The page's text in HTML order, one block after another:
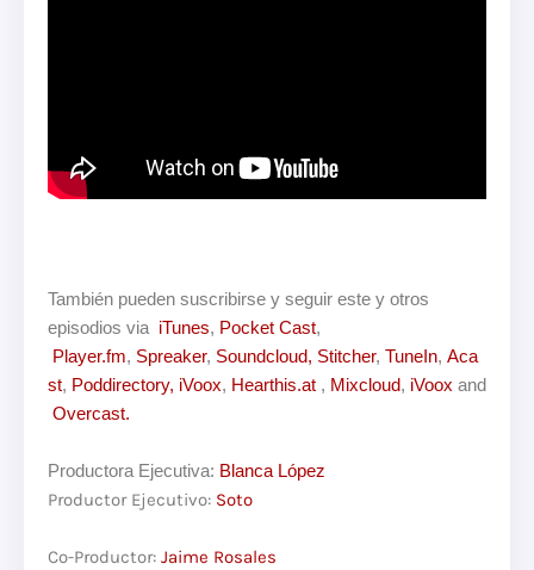
También pueden suscribirse y seguir este y otros
episodios via iTunes, Pocket Cast,
Player.fm, Spreaker, Soundcloud, Stitcher, TuneIn, Aca
st, Poddirectory, iVoox, Hearthis.at , Mixcloud, iVoox and
Overcast.
Productora Ejecutiva: Blanca López
Productor Ejecutivo: Soto
Co-Productor: Jaime Rosales